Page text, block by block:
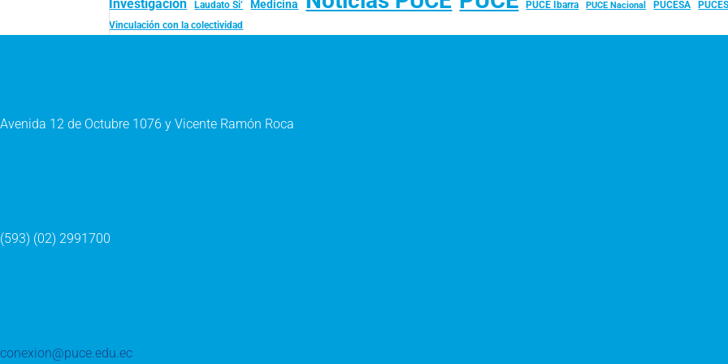
Investigación Laudato Si’ Medicina PUCE Ibarra PUCE Nacional PUCESA
Vinculación con la colectividad
Avenida 12 de Octubre 1076 y Vicente Ramón Roca
(593) (02) 2991700
conexion@puce.edu.ec